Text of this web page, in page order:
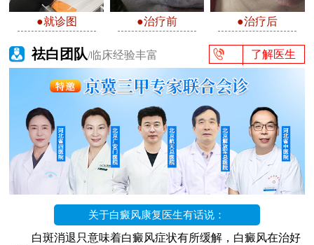
●就诊图 ●治疗前 ●治疗后
祛白团队/临床经验丰富 了解医生
关于白癜风康复医生有话说：
白斑消退只意味着白癜风症状有所缓解，白癜风在治好